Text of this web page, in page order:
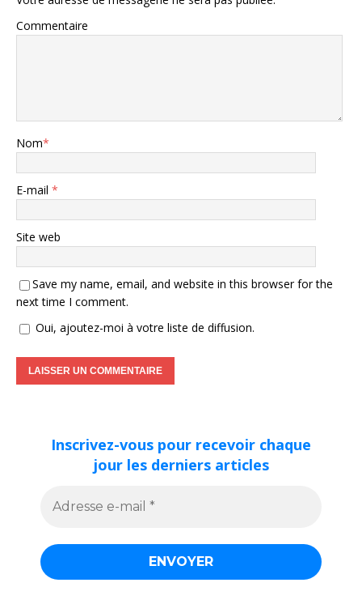
Commentaire
Nom*
E-mail *
Site web
Save my name, email, and website in this browser for the
next time I comment.
Oui, ajoutez-moi à votre liste de diffusion.
Inscrivez-vous pour recevoir chaque
jour les derniers articles